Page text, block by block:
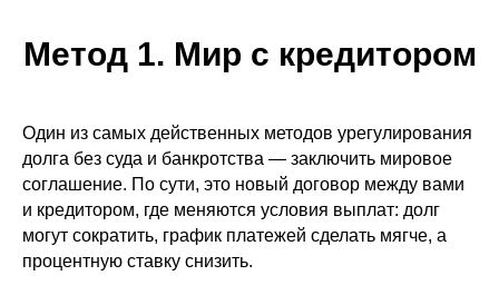
Метод 1. Мир с кредитором
Один из самых действенных методов урегулирования
долга без суда и банкротства — заключить мировое
соглашение. По сути, это новый договор между вами
и кредитором, где меняются условия выплат: долг
могут сократить, график платежей сделать мягче, а
процентную ставку снизить.